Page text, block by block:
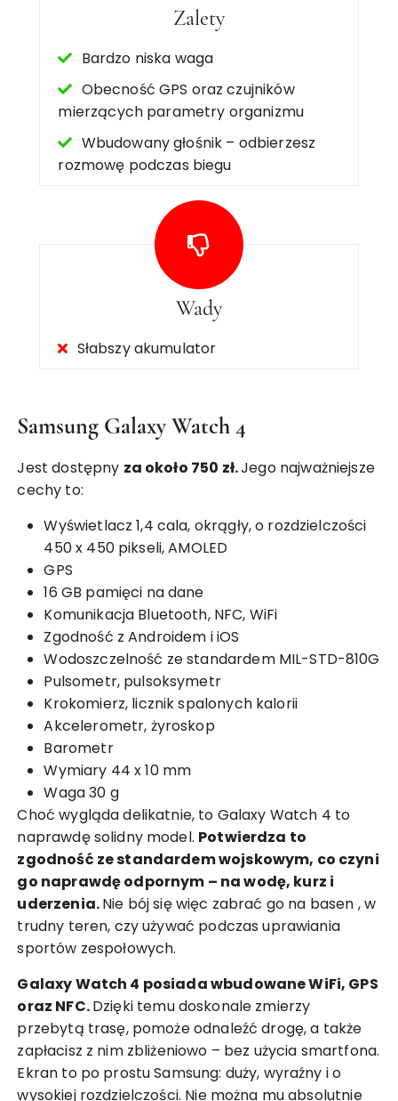
Zalety
Bardzo niska waga
Obecność GPS oraz czujników
mierzących parametry organizmu
Wbudowany głośnik – odbierzesz
rozmowę podczas biegu
Wady
Słabszy akumulator
Samsung Galaxy Watch 4
Jest dostępny za około 750 zł.Jego najważniejsze
cechy to:
Wyświetlacz 1,4 cala, okrągły, o rozdzielczości
450 x 450 pikseli, AMOLED
GPS
16 GB pamięci na dane
Komunikacja Bluetooth, NFC, WiFi
Zgodność z Androidem i iOS
Wodoszczelność ze standardem MIL-STD-810G
Pulsometr, pulsoksymetr
Krokomierz, licznik spalonych kalorii
Akcelerometr, żyroskop
Barometr
Wymiary 44 x 10 mm
Waga 30 g
Choć wygląda delikatnie, to Galaxy Watch 4 to
naprawdę solidny model. Potwierdza to
zgodność ze standardem wojskowym, co czyni
go naprawdę odpornym – na wodę, kurz i
uderzenia.Nie bój się więc zabrać go na basen , w
trudny teren, czy używać podczas uprawiania
sportów zespołowych.
Galaxy Watch 4 posiada wbudowane WiFi, GPS
oraz NFC.Dzięki temu doskonale zmierzy
przebytą trasę, pomoże odnaleźć drogę, a także
zapłacisz z nim zbliżeniowo – bez użycia smartfona.
Ekran to po prostu Samsung: duży, wyraźny i o
wysokiej rozdzielczości. Nie można mu absolutnie